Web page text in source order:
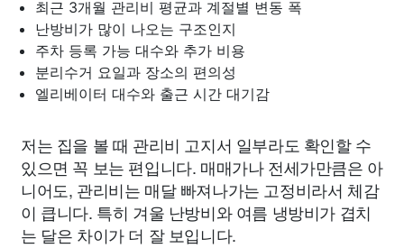
최근 3개월 관리비 평균과 계절별 변동 폭
난방비가 많이 나오는 구조인지
주차 등록 가능 대수와 추가 비용
분리수거 요일과 장소의 편의성
엘리베이터 대수와 출근 시간 대기감
저는 집을 볼 때 관리비 고지서 일부라도 확인할 수
있으면 꼭 보는 편입니다. 매매가나 전세가만큼은 아
니어도, 관리비는 매달 빠져나가는 고정비라서 체감
이 큽니다. 특히 겨울 난방비와 여름 냉방비가 겹치
는 달은 차이가 더 잘 보입니다.